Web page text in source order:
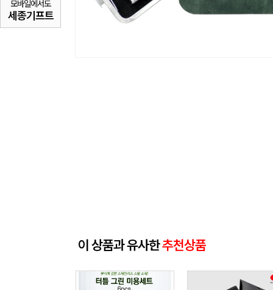
모바일에서도
세종기프트
이 상품과 유사한추천상품